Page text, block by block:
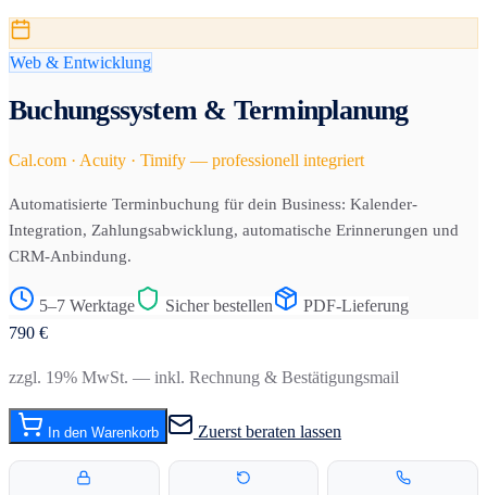
Web & Entwicklung
Buchungssystem & Terminplanung
Cal.com · Acuity · Timify — professionell integriert
Automatisierte Terminbuchung für dein Business: Kalender-
Integration, Zahlungsabwicklung, automatische Erinnerungen und
CRM-Anbindung.
5–7 Werktage Sicher bestellen
PDF-Lieferung
790 €
zzgl. 19% MwSt. — inkl. Rechnung & Bestätigungsmail
In den Warenkorb Zuerst beraten lassen